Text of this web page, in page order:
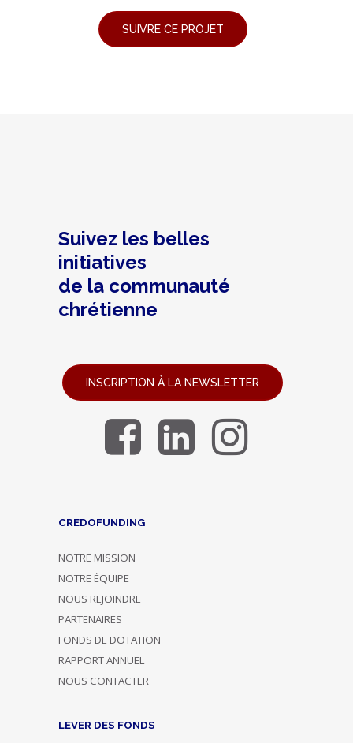
Suivez les belles
initiatives
de la communauté
chrétienne
INSCRIPTION À LA NEWSLETTER
CREDOFUNDING
NOTRE MISSION
NOTRE ÉQUIPE
NOUS REJOINDRE
PARTENAIRES
FONDS DE DOTATION
RAPPORT ANNUEL
NOUS CONTACTER
LEVER DES FONDS